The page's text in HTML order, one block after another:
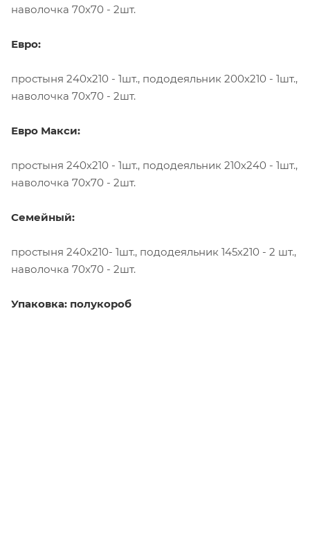
наволочка 70х70 - 2шт.
Евро:
простыня 240х210 - 1шт., пододеяльник 200х210 - 1шт.,
наволочка 70х70 - 2шт.
Евро Макси:
простыня 240х210 - 1шт., пододеяльник 210х240 - 1шт.,
наволочка 70х70 - 2шт.
Семейный:
простыня 240х210- 1шт., пододеяльник 145х210 - 2 шт.,
наволочка 70х70 - 2шт.
Упаковка: полукороб